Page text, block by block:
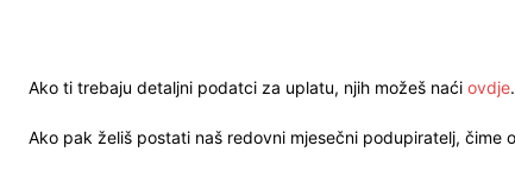
Ako ti trebaju detaljni podatci za uplatu, njih možeš naći ovdje.
Ako pak želiš postati naš redovni mjesečni podupiratelj,